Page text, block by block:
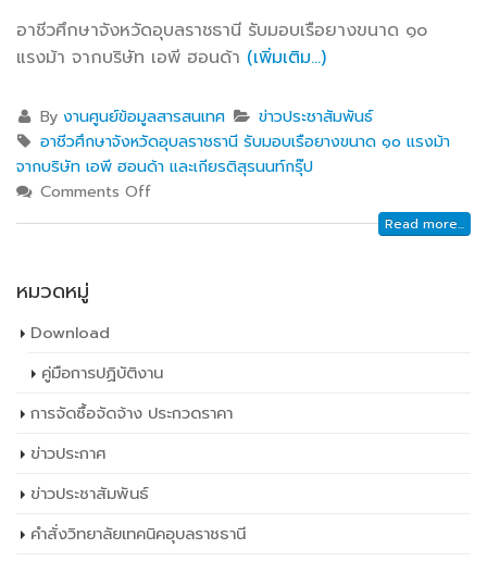
อาชีวศึกษาจังหวัดอุบลราชธานี รับมอบเรือยางขนาด ๑๐
แรงม้า จากบริษัท เอพี ฮอนด้า (เพิ่มเติม…)
Byงานศูนย์ข้อมูลสารสนเทศ
ข่าวประชาสัมพันธ์
อาชีวศึกษาจังหวัดอุบลราชธานี รับมอบเรือยางขนาด ๑๐ แรงม้า
จากบริษัท เอพี ฮอนด้า และเกียรติสุรนนท์กรุ๊ป
Comments Off
Read more...
หมวดหมู่
Download
คู่มือการปฏิบัติงาน
การจัดซื้อจัดจ้าง ประกวดราคา
ข่าวประกาศ
ข่าวประชาสัมพันธ์
คำสั่งวิทยาลัยเทคนิคอุบลราชธานี